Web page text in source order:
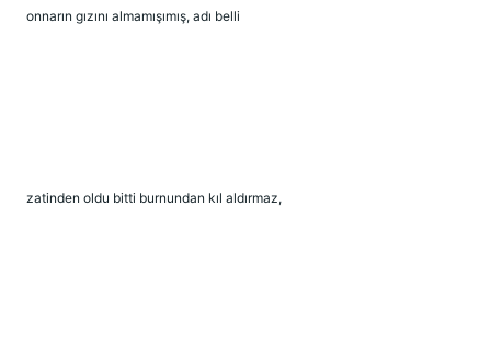
onnarın gızını almamışımış, adı belli
zatinden oldu bitti burnundan kıl aldırmaz,